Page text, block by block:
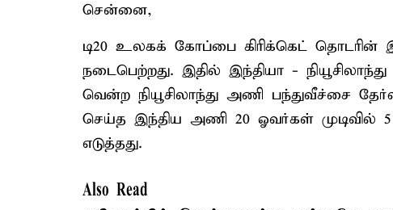
சென்னை,
டி20 உலகக் கோப்பை கிரிக்கெட் தொடரின்
நடைபெற்றது. இதில் இந்தியா -
வென்ற நியூசிலாந்து அணி பந்துவீச்சை
செய்த இந்திய அணி 20 ஓவர்கள் முடிவில் 5
எடுத்தது.
Also Read